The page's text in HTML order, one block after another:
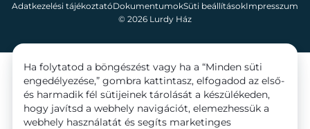
© 2026 Lurdy Ház
Adatkezelési tájékoztatóDokumentumokSüti beállításokImpresszum
Ha folytatod a böngészést vagy ha a “Minden süti
engedélyezése,” gombra kattintasz, elfogadod az első-
és harmadik fél sütijeinek tárolását a készülékeden,
hogy javítsd a webhely navigációt, elemezhessük a
webhely használatát és segíts marketinges